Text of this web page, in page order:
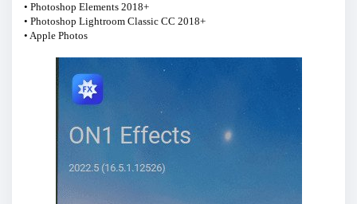
• Photoshop Elements 2018+
• Photoshop Lightroom Classic CC 2018+
• Apple Photos